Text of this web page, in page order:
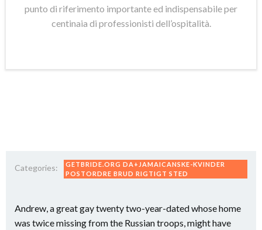
punto di riferimento importante ed indispensabile per
centinaia di professionisti dell’ospitalità.
Categories:
GETBRIDE.ORG DA+JAMAICANSKE-KVINDER
POSTORDRE BRUD RIGTIGT STED
Andrew, a great gay twenty two-year-dated whose home
was twice missing from the Russian troops, might have